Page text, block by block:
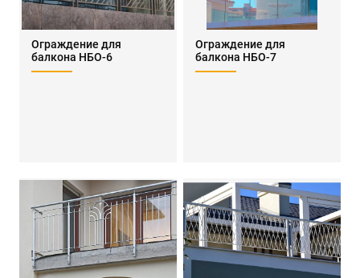
Ограждение для
балкона НБО-6
Ограждение для
балкона НБО-7